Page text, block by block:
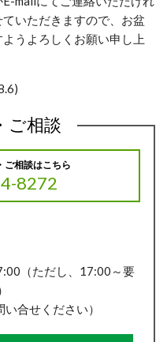
いただきますので、 お盆
うよろしくお願い申し上
ご相談
ご相談はこちら
8272
（ただし、17:00～要
い合せください）